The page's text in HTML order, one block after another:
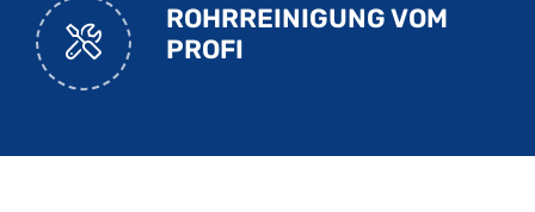
ROHRREINIGUNG VOM
PROFI